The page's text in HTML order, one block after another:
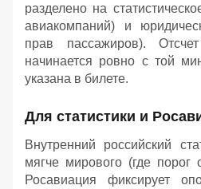
разделено на
авиакомпаний) и
прав пассажиров).
начинается ровно с той
указана в билете.
Для статистики и
Внутренний российский
мягче мирового (где порог
Росавиация фиксирует